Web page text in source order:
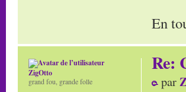
En
Re:
par
ZigOtto
grand fou, grande folle